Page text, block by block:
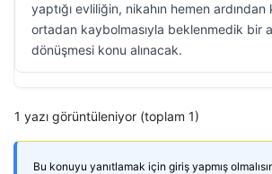
yaptığı evliliğin, nikahın hemen ardından
ortadan kaybolmasıyla beklenmedik bir
dönüşmesi konu alınacak.
1 yazı görüntüleniyor (toplam 1)
Bu konuyu yanıtlamak için giriş yapmış